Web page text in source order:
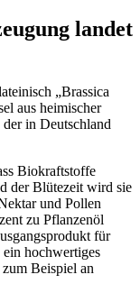
landet
„Brassica
aus heimischer
in Deutschland
Biokraftstoffe
der Blütezeit wird sie
und Pollen
zu Pflanzenöl
für
hochwertiges
Beispiel an